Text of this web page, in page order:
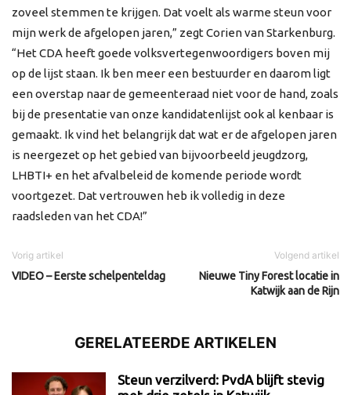
zoveel stemmen te krijgen. Dat voelt als warme steun voor
mijn werk de afgelopen jaren,” zegt Corien van Starkenburg.
“Het CDA heeft goede volksvertegenwoordigers boven mij
op de lijst staan. Ik ben meer een bestuurder en daarom ligt
een overstap naar de gemeenteraad niet voor de hand, zoals
bij de presentatie van onze kandidatenlijst ook al kenbaar is
gemaakt. Ik vind het belangrijk dat wat er de afgelopen jaren
is neergezet op het gebied van bijvoorbeeld jeugdzorg,
LHBTI+ en het afvalbeleid de komende periode wordt
voortgezet. Dat vertrouwen heb ik volledig in deze
raadsleden van het CDA!”
Vorig artikel
VIDEO – Eerste schelpenteldag
Volgend artikel
Nieuwe Tiny Forest locatie in
Katwijk aan de Rijn
GERELATEERDE ARTIKELEN
Steun verzilverd: PvdA blijft stevig